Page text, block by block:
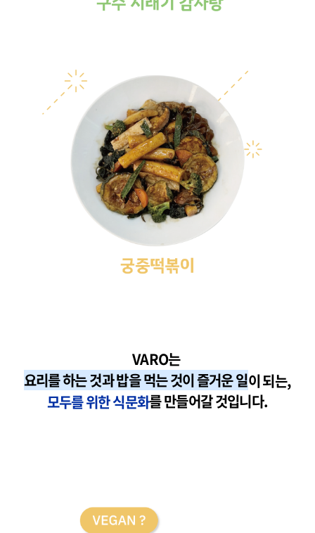
VARO는
요리를 하는 것과 밥을 먹는 것이 즐거운 일이 되는,
모두를 위한 식문화를 만들어갈 것입니다.